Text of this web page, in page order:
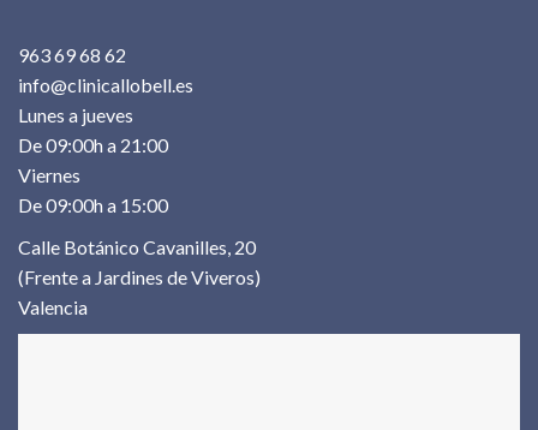
963 69 68 62
info@clinicallobell.es
Lunes a jueves
De 09:00h a 21:00
Viernes
De 09:00h a 15:00
Calle Botánico Cavanilles, 20
(Frente a Jardines de Viveros)
Valencia